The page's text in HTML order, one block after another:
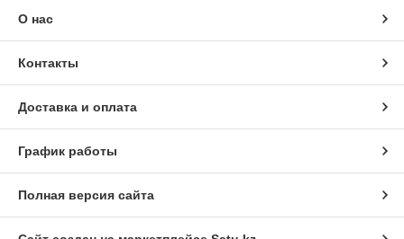
О нас
Контакты
Доставка и оплата
График работы
Полная версия сайта